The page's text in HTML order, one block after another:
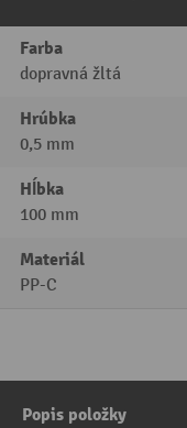
Farba
dopravná žltá
Hrúbka
0,5 mm
Hĺbka
100 mm
Materiál
PP-C
Popis položky